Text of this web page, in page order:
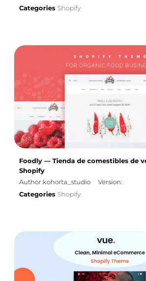
Categories Shopify
Foodly — Tienda de comestibles de
Shopify
Author kohorta_studio
Version:
Categories Shopify